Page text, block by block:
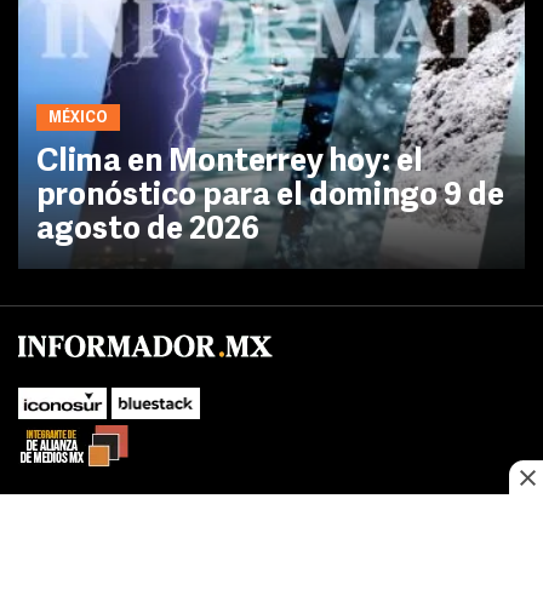
MÉXICO
Clima en Monterrey hoy: el
pronóstico para el domingo 9 de
agosto de 2026